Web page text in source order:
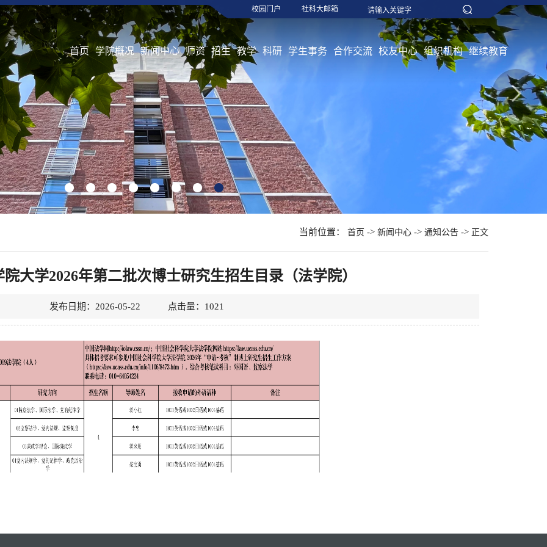
校园门户 社科大邮箱
首页 学院概况 新闻中心 师资 招生 教学 科研 学生事务 合作交流 校友中心 组织机构 继续教育
1 2 3 4 5 6 7 8
当前位置： 首页 -> 新闻中心 -> 通知公告 -> 正文
大学2026年第二批次博士研究生招生目录（法学院）
发布日期：2026-05-22 点击量： 1021